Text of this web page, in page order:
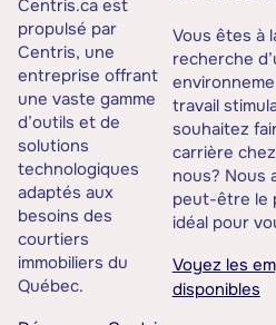
Centris.ca est
propulsé par
Centris, une
entreprise offrant
une vaste gamme
d’outils et de
solutions
technologiques
adaptés aux
besoins des
courtiers
immobiliers du
Québec.
Vous êtes à
recherche
travail
souhaitez
carrière chez
nous? Nous
peut-être le
idéal pour
Voyez les
disponibles